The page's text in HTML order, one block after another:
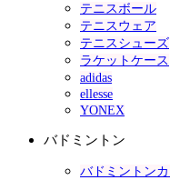
テニスボール
テニスウェア
テニスシューズ
ラケットケース
adidas
ellesse
YONEX
バドミントン
バドミントン